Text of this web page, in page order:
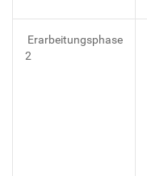
Erarbeitungsphase
2